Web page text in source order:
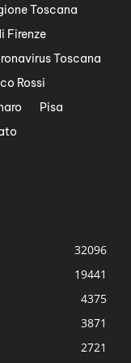
Toscana
Firenze
Toscana
Rossi
Pisa
32096
19441
4375
3871
2721